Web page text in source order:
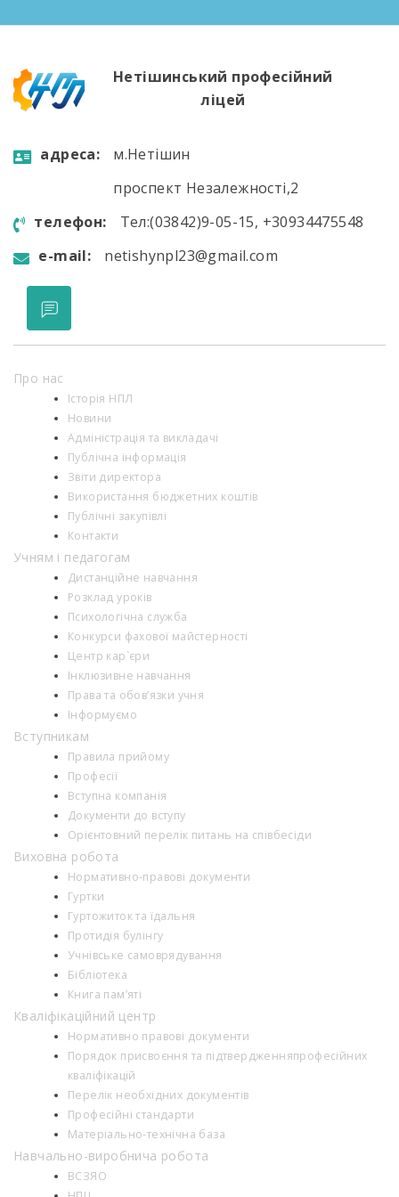
новий навчальний […]
Нетішинський професійний
ліцей
aдресa:
м.Нетішин
проспект Незалежності,2
телефон:
Тел:(03842)9-05-15, +30934475548
e-mail:
netishynpl23@gmail.com
Про нас
Історія НПЛ
Новини
Адміністрація та викладачі
Публічна інформація
Звіти директора
Використання бюджетних коштів
Публічні закупівлі
Контакти
Учням і педагогам
Дистанційне навчання
Розклад уроків
Психологiчна служба
Конкурси фахової майстерності
Центр кар`єри
Інклюзивне навчання
Права та обов’язки учня
Інформуємо
Вступникам
Правила прийому
Професії
Вступна компанія
Документи до вступу
Орієнтовний перелік питань на співбесіди
Виховна робота
Нормативно-правові документи
Гуртки
Гуртожиток та їдальня
Протидія булінгу
Учнівське самоврядування
Бібліотека
Книга пам’яті
Кваліфікаційний центр
Нормативно правові документи
Порядок присвоєння та підтвердженняпрофесійних
кваліфікацій
Перелік необхідних документів
Професійні стандарти
Матеріально-технічна база
Навчально-виробнича робота
ВСЗЯО